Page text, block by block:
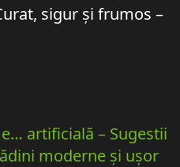
sigur și frumos –
artificială – Sugestii
moderne și ușor